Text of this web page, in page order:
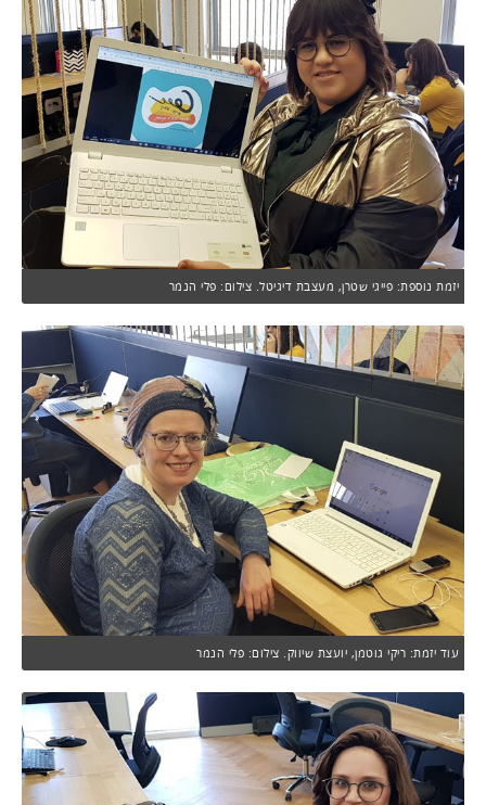
יזמת נוספת: פייגי שטרן, מעצבת דיגיטל. צילום: פלי הנמר
עוד יזמת: ריקי גוטמן, יועצת שיווק. צילום: פלי הנמר